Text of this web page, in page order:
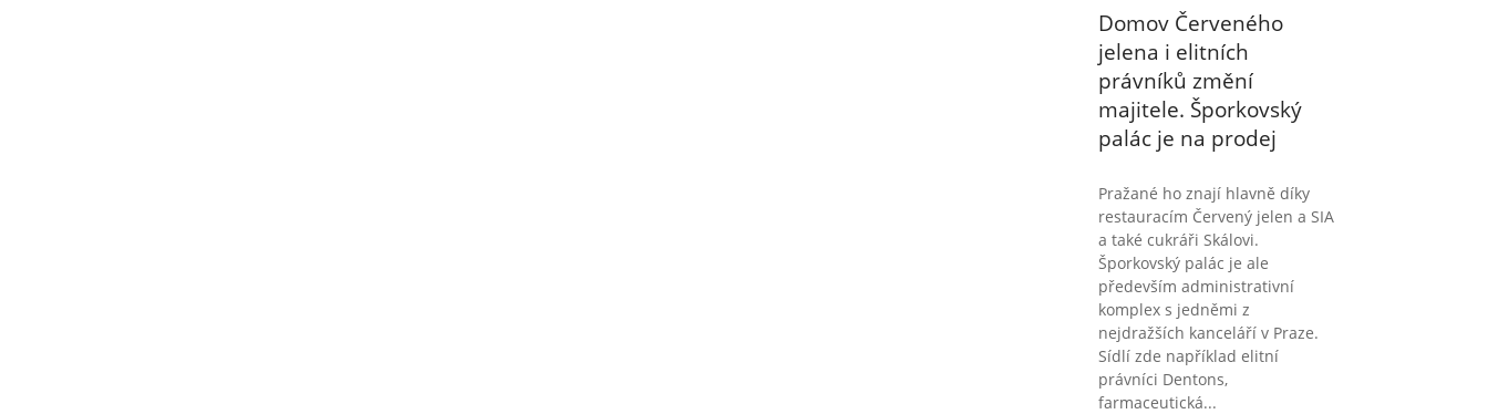
Domov Červeného
jelena i elitních
právníků změní
majitele. Šporkovský
palác je na prodej
Pražané ho znají hlavně díky
restauracím Červený jelen a SIA
a také cukráři Skálovi.
Šporkovský palác je ale
především administrativní
komplex s jedněmi z
nejdražších kanceláří v Praze.
Sídlí zde například elitní
právníci Dentons,
farmaceutická...